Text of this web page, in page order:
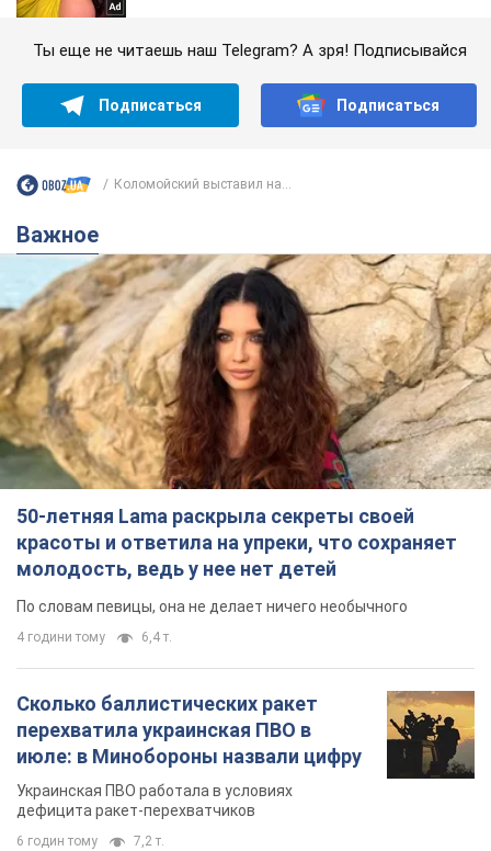
Ты еще не читаешь наш Telegram? А зря! Подписывайся
Подписаться Подписаться
Коломойский выставил на...
Важное
50-летняя Lama раскрыла секреты своей
красоты и ответила на упреки, что сохраняет
молодость, ведь у нее нет детей
По словам певицы, она не делает ничего необычного
4 години тому 6,4 т.
Сколько баллистических ракет
перехватила украинская ПВО в
июле: в Минобороны назвали цифру
Украинская ПВО работала в условиях
дефицита ракет-перехватчиков
6 годин тому 7,2 т.